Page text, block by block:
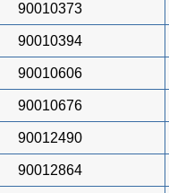
90010373
90010394
90010606
90010676
90012490
90012864